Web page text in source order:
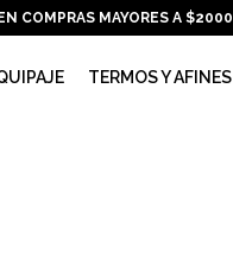
TERMOS Y AFINES
COMPRAS MAYORES A $2000